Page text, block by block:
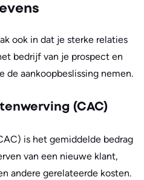
ook in dat je sterke relaties
bedrijf van je prospect en
de aankoopbeslissing nemen.
(CAC)
is het gemiddelde bedrag
van een nieuwe klant,
andere gerelateerde kosten.